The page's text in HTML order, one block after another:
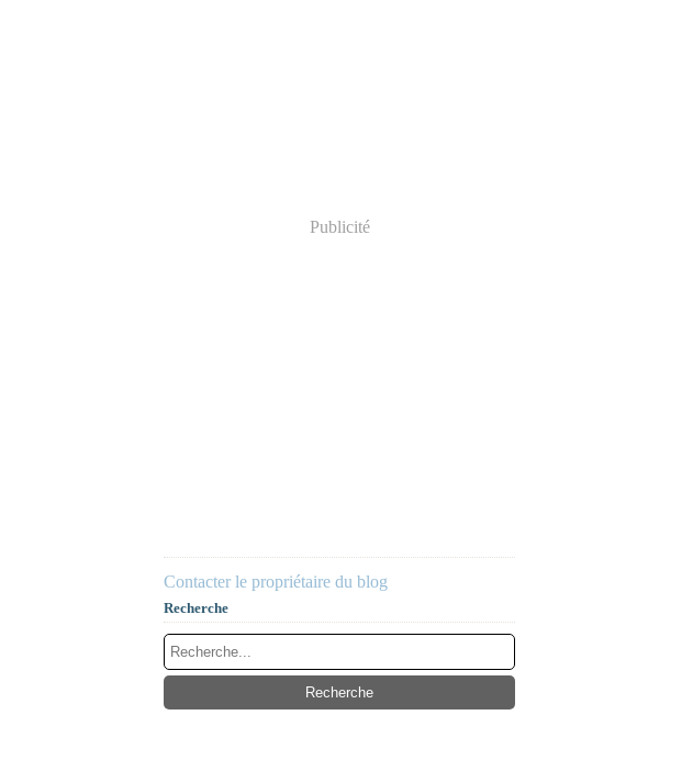
Publicité
Contacter le propriétaire du blog
Recherche